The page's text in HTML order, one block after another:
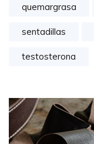
quemargrasa
sentadillas
testosterona